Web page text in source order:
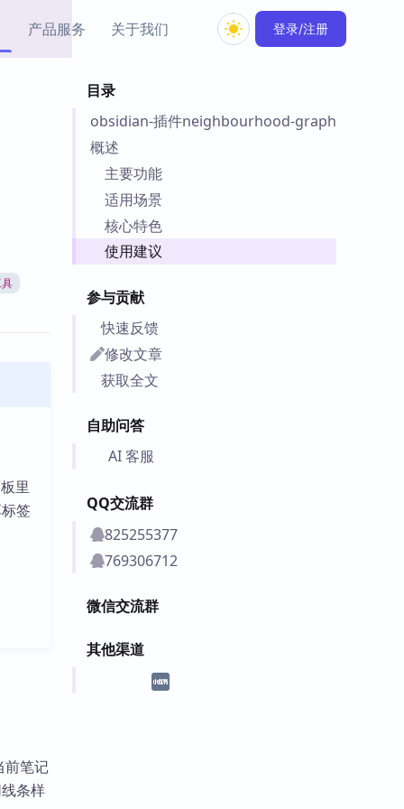
产品服务
市
Obsidian 教程
关于我们 登录/注册
目录
obsidian-插件neighbourhood-graph
概述
主要功能
适用场景
核心特色
使用建议
参与贡献
快速反馈
修改文章
获取全文
自助问答
AI 客服
QQ交流群
825255377
769306712
微信交流群
其他渠道
里
签
笔记
条样